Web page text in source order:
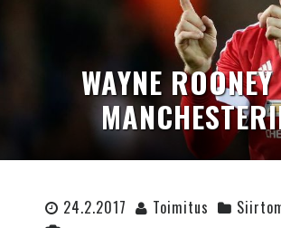
WAYNE
24.2.2017 Toimitus